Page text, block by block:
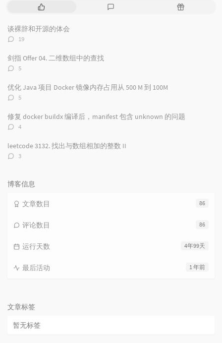
热
文
章
随
谈裸辞和开源的体会
评
数：
19
剑指 Offer 04. 二维数组中的查找
评
数：
5
优化 Java 项目 Docker 镜像内存占用从 500 M 到 100M
评
数：
5
修复 docker buildx 编译后，manifest 包含 unknown 的问题
评
数：
4
leetcode 3132. 找出与数组相加的整数 II
评
3
博客信息
86
文章数目
86
评论数目
4年99天
运行天数
1 年前
最后活动
文章标签
暂无标签